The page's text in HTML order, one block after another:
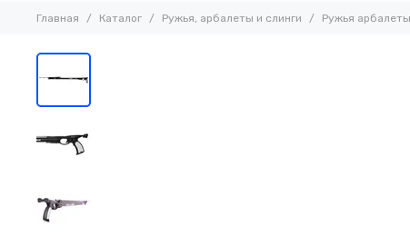
Главная Каталог Ружья, арбалеты и слинги Ружья арбалеты